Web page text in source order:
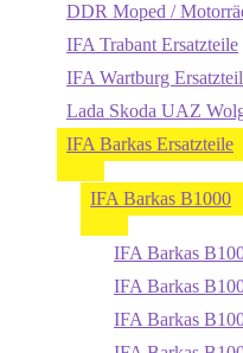
DDR Moped /
IFA Trabant Ersatzteile
IFA Wartburg
Lada Skoda UAZ
IFA Barkas Ersatzteile
IFA Barkas B1000
IFA Barkas
IFA Barkas
IFA Barkas